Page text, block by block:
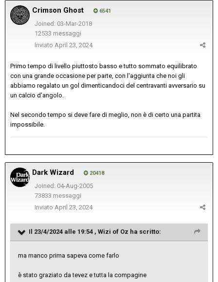
Crimson Ghost 6541
Joined: 03-Mar-2018
12533 messaggi
Inviato April 23, 2024
Primo tempo di livello piuttosto basso e tutto sommato equilibrato
con una grande occasione per parte, con l'aggiunta che noi gli
abbiamo regalato un gol dimenticandoci del centravanti avversario su
un calcio d'angolo.
Nel secondo tempo si deve fare di meglio, non è di certo una partita
impossibile.
Dark Wizard 20418
Joined: 04-Aug-2005
73833 messaggi
Inviato April 23, 2024
Il 23/4/2024 alle 19:54 , Wizi of Oz ha scritto:
ma manco prima sapeva come farlo
è stato graziato da tevez e tutta la compagine